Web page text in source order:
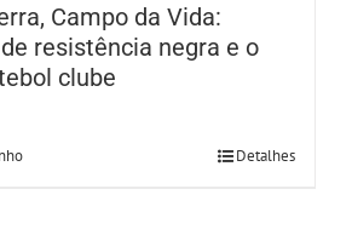
Campo da Vida:
resistência negra e o
clube
Detalhes